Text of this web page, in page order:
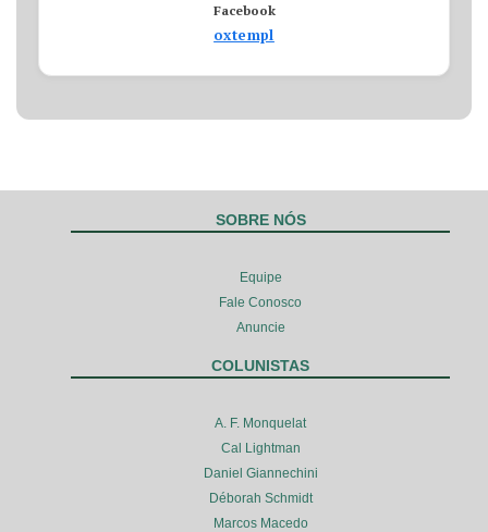
Facebook
oxtempl
SOBRE NÓS
Equipe
Fale Conosco
Anuncie
COLUNISTAS
A. F. Monquelat
Cal Lightman
Daniel Giannechini
Déborah Schmidt
Marcos Macedo